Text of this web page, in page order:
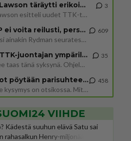
Ernest Lawson täräytti erikoisen heiton TTK-lehdistötilaisuudessa: " Onko tässä tarkoituksena...?"
Ernest Lawson esitteli uudet TTK-tähtioppilaat ja opettajat torstaina 6.8. lehdistölle. Tulevalla kaudella on yksi hausk
3
Jos SDP ei voita reilusti, persut kumoavat demokratian Suomesta
Näin tekisi ainakin Rydman seuratessaan idolinsa Trumpin mallia https://www.is.fi/politiikka/art-2000012187244.html
609
Uuden TTK-juontajan ympärillä epätietoisuus sakenee - Nyt MTV hämmentää soppaa
TTK tulee taas tänä syksynä. Ohjelman uudet tähtioppilaat julkistetaan torstaina 6. elokuuta klo 14 alkavassa lehdistö
35
Mitä tuot pöytään parisuhteessa?
Siinäpä se kysymys on otsikossa. Mitäpä siis tuot/toisit pöytään parisuhteessa? Oletko mies vai nainen? Koetko sen mitä
458
VIIHDE
Kädestä suuhun elävä Satu sai
rahasalkun Henry-miljonääriltä